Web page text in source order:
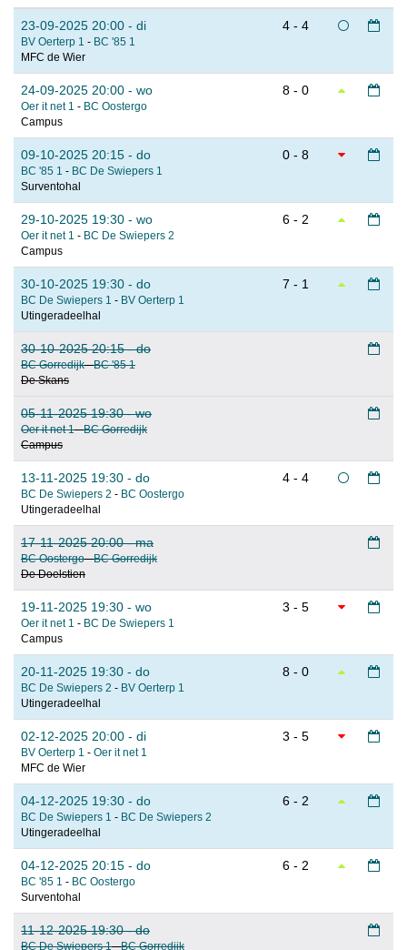
23-09-2025 20:00 - di
BV Oerterp 1 - BC '85 1
MFC de Wier
4 - 4
24-09-2025 20:00 - wo
Oer it net 1 - BC Oostergo
Campus
8 - 0
09-10-2025 20:15 - do
BC '85 1 - BC De Swiepers 1
Surventohal
0 - 8
29-10-2025 19:30 - wo
Oer it net 1 - BC De Swiepers 2
Campus
6 - 2
30-10-2025 19:30 - do
BC De Swiepers 1 - BV Oerterp 1
Utingeradeelhal
7 - 1
30-10-2025 20:15 - do
BC Gorredijk-BC '85 1
De Skans
05-11-2025 19:30 - wo
Oer it net 1-BC Gorredijk
Campus
13-11-2025 19:30 - do
BC De Swiepers 2 - BC Oostergo
Utingeradeelhal
4 - 4
17-11-2025 20:00 - ma
BC Oostergo-BC Gorredijk
De Doelstien
19-11-2025 19:30 - wo
Oer it net 1 - BC De Swiepers 1
Campus
3 - 5
20-11-2025 19:30 - do
BC De Swiepers 2 - BV Oerterp 1
Utingeradeelhal
8 - 0
02-12-2025 20:00 - di
BV Oerterp 1 - Oer it net 1
MFC de Wier
3 - 5
04-12-2025 19:30 - do
BC De Swiepers 1 - BC De Swiepers 2
Utingeradeelhal
6 - 2
04-12-2025 20:15 - do
BC '85 1 - BC Oostergo
Surventohal
6 - 2
11-12-2025 19:30 - do
BC De Swiepers 1-BC Gorredijk